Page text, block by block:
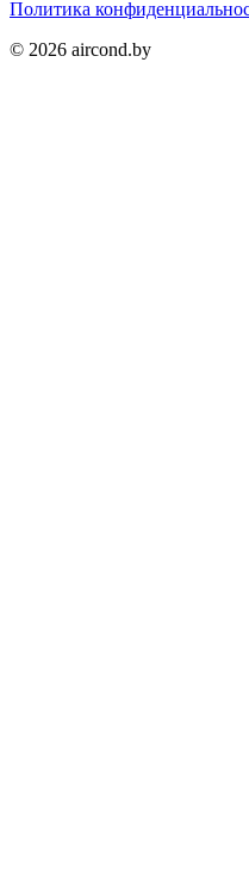
Политика
© 2026 aircond.by